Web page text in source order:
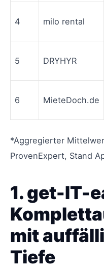
4 milo rental
5 DRYHYR
6 MieteDoch.de
*Aggregierter
ProvenExpert, Stand
1. get-IT-
mit
Tiefe